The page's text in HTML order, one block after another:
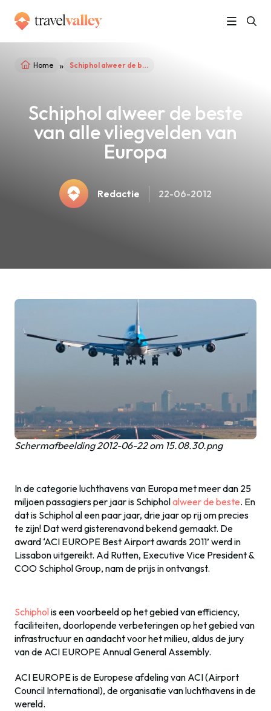
Home » Schiphol alweer de beste van alle vliegvelden van Europa
Schiphol alweer de beste
van alle vliegvelden van
Europa
Redactie 22-06-2012
Schermafbeelding 2012-06-22 om 15.08.30.png
In de categorie luchthavens van Europa met meer dan 25
miljoen passagiers per jaar is Schipholalweer de beste. En
dat is Schiphol al een paar jaar, drie jaar op rij om precies
te zijn! Dat werd gisterenavond bekend gemaakt. De
award ‘ACI EUROPE Best Airport awards 2011’ werd in
Lissabon uitgereikt. Ad Rutten, Executive Vice President &
COO Schiphol Group, nam de prijs in ontvangst.
Schipholis een voorbeeld op het gebied van efficiency,
faciliteiten, doorlopende verbeteringen op het gebied van
infrastructuur en aandacht voor het milieu, aldus de jury
van de ACI EUROPE Annual General Assembly.
ACI EUROPE is de Europese afdeling van ACI (Airport
Council International), de organisatie van luchthavens in de
wereld.